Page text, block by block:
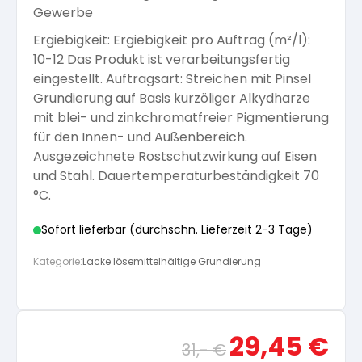
Öle für Außen
Pflege und Reinigung
Versiegelung für Beton
Pflege
Kalkfarben
Anti Schimmelfarbe
Isolierfarben
Spezialfarben
Silikatfarben
Pflege und Reinigung
Spezialprodukte
Dichtmassen
Farbwalzen
Pinsel und Bürsten
Gewerbe
Ergiebigkeit: Ergiebigkeit pro Auftrag (m²/l):
10-12 Das Produkt ist verarbeitungsfertig
eingestellt. Auftragsart: Streichen mit Pinsel
Grundierung auf Basis kurzöliger Alkydharze
mit blei- und zinkchromatfreier Pigmentierung
für den Innen- und Außenbereich.
Ausgezeichnete Rostschutzwirkung auf Eisen
und Stahl. Dauertemperaturbeständigkeit 70
°C.
Sofort lieferbar (durchschn. Lieferzeit 2-3 Tage)
Kategorie:Lacke lösemittelhältige Grundierung
31,-€
Ursprünglicher
Preis
29,45 €